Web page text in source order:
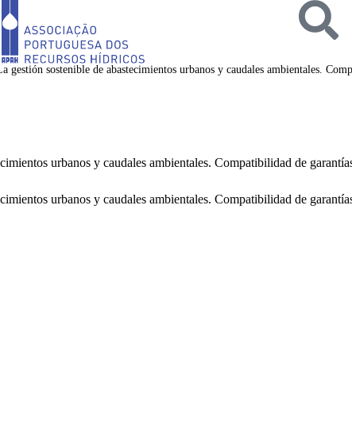
gestión sostenible de abastecimientos urbanos y caudales ambientales.
urbanos y caudales ambientales. Compatibilidad de
urbanos y caudales ambientales. Compatibilidad de